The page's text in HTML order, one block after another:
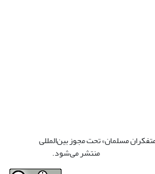
مسلمان» تحت مجوز بین‌المللی
منتشر می‌شود.